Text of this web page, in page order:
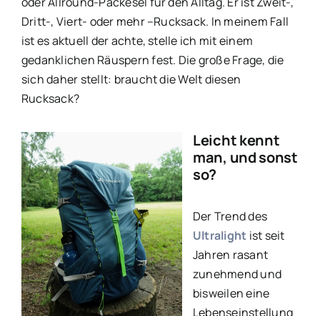
Dritt-, Viert- oder mehr –Rucksack. In meinem Fall
ist es aktuell der achte, stelle ich mit einem
gedanklichen Räuspern fest. Die große Frage, die
sich daher stellt: braucht die Welt diesen
Rucksack?
Leicht kennt
man, und sonst
so?
Der Trend des
Ultralight ist seit
Jahren rasant
zunehmend und
bisweilen eine
Lebenseinstellung